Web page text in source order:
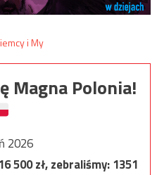
Magna Polonia!
2026
500zł, zebraliśmy:1351